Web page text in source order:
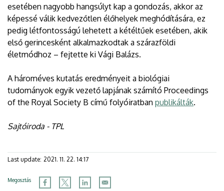
esetében nagyobb hangsúlyt kap a gondozás, akkor az
képessé válik kedvezőtlen élőhelyek meghódítására, ez
pedig létfontosságú lehetett a kétéltűek esetében, akik
első gerincesként alkalmazkodtak a szárazföldi
életmódhoz – fejtette ki Vági Balázs.
A hároméves kutatás eredményeit a biológiai
tudományok egyik vezető lapjának számító Proceedings
of the Royal Society B című folyóiratban publikálták.
Sajtóiroda - TPL
Last update: 2021. 11. 22. 14:17
Megosztás